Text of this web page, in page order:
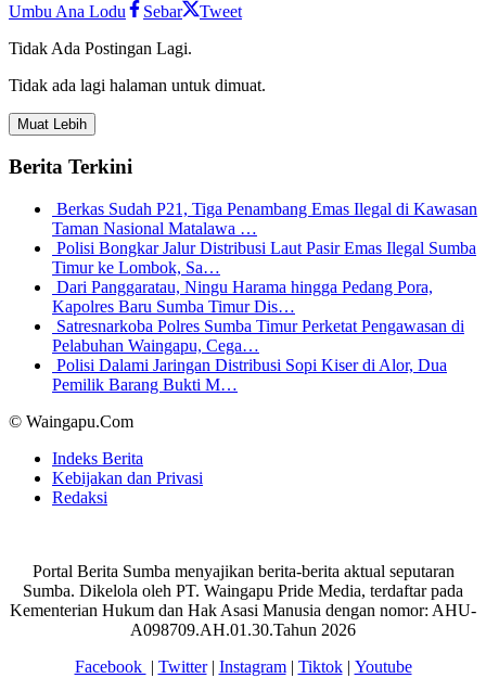
Umbu Ana Lodu
Sebar
Tweet
Tidak Ada Postingan Lagi.
Tidak ada lagi halaman untuk dimuat.
Muat Lebih
Berita Terkini
Berkas Sudah P21, Tiga Penambang Emas Ilegal di Kawasan
Taman Nasional Matalawa …
Polisi Bongkar Jalur Distribusi Laut Pasir Emas Ilegal Sumba
Timur ke Lombok, Sa…
Dari Panggaratau, Ningu Harama hingga Pedang Pora,
Kapolres Baru Sumba Timur Dis…
Satresnarkoba Polres Sumba Timur Perketat Pengawasan di
Pelabuhan Waingapu, Cega…
Polisi Dalami Jaringan Distribusi Sopi Kiser di Alor, Dua
Pemilik Barang Bukti M…
© Waingapu.Com
Indeks Berita
Kebijakan dan Privasi
Redaksi
Portal Berita Sumba menyajikan berita-berita aktual seputaran
Sumba. Dikelola oleh PT. Waingapu Pride Media, terdaftar pada
Kementerian Hukum dan Hak Asasi Manusia dengan nomor: AHU-
A098709.AH.01.30.Tahun 2026
Facebook | Twitter| Instagram| Tiktok| Youtube